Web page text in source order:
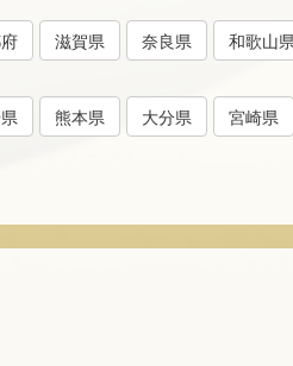
滋賀県 奈良県
和歌山
熊本県 大分県 宮崎県